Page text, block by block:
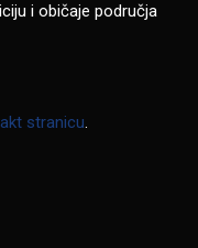
i običaje područja
stranicu.